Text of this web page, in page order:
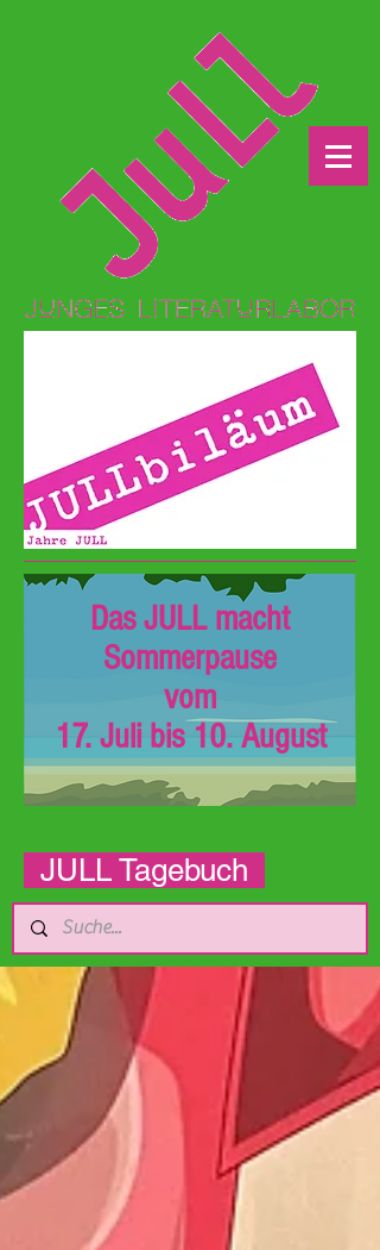
Das JULL macht
Sommerpause
vom
17. Juli bis 10. August
JULL Tagebuch